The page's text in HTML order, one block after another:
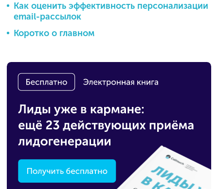
Как оценить эффективность персонализации
email-рассылок
Коротко о главном